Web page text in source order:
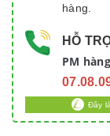
hàng.
HỖ
PM
Đây